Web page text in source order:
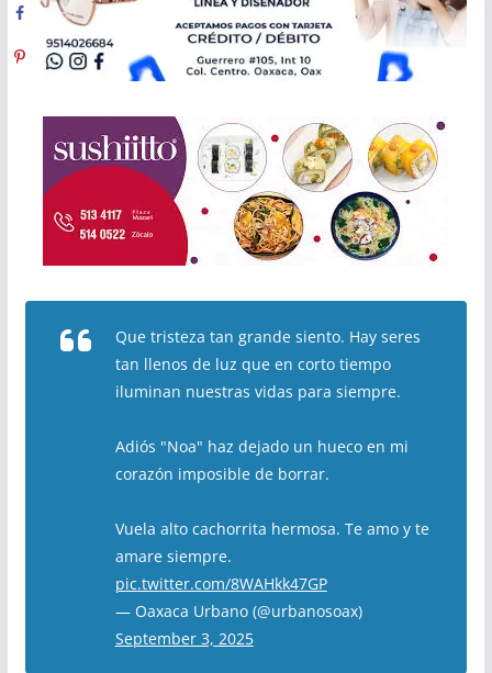
Que tristeza tan grande siento. Hay seres
tan llenos de luz que en corto tiempo
iluminan nuestras vidas para siempre.
Adiós "Noa" haz dejado un hueco en mi
corazón imposible de borrar.
Vuela alto cachorrita hermosa. Te amo y te
amare siempre.
pic.twitter.com/8WAHkk47GP
— Oaxaca Urbano (@urbanosoax)
September 3, 2025